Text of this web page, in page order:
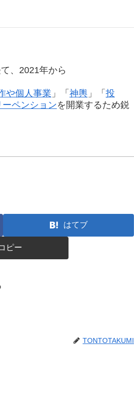
、2021年から
や個人事業 」「 神輿」「 投
ペンションを開業するため鋭
はてブ
ピー
TONTOTAKUMI